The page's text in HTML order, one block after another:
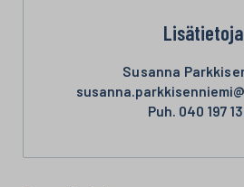
Lisätietoja
Susanna
Puh. 040 197